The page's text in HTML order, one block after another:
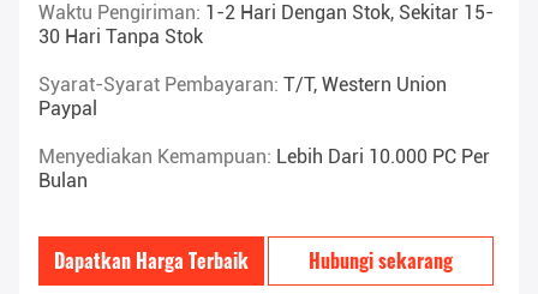
Waktu Pengiriman: 1-2 Hari Dengan Stok, Sekitar 15-
30 Hari Tanpa Stok
Syarat-Syarat Pembayaran: T/T, Western Union
Paypal
Menyediakan Kemampuan: Lebih Dari 10.000 PC Per
Bulan
Dapatkan Harga Terbaik Hubungi sekarang